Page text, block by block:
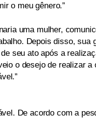
o meu gênero.”
uma mulher,
Depois disso, sua
seu ato após a
o desejo de realizar a
De acordo com a